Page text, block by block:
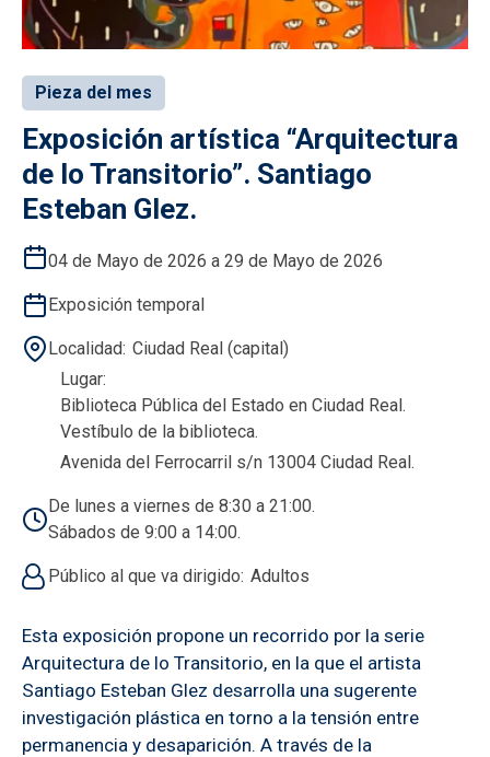
Pieza del mes
Exposición artística “Arquitectura
de lo Transitorio”. Santiago
Esteban Glez.
04 de Mayo de 2026 a 29 de Mayo de 2026
Exposición temporal
Localidad Ciudad Real (capital)
Lugar
Biblioteca Pública del Estado en Ciudad Real.
Vestíbulo de la biblioteca.
Avenida del Ferrocarril s/n 13004 Ciudad Real.
De lunes a viernes de 8:30 a 21:00.
Sábados de 9:00 a 14:00.
Público al que va dirigido Adultos
Esta exposición propone un recorrido por la serie
Arquitectura de lo Transitorio, en la que el artista
Santiago Esteban Glez desarrolla una sugerente
investigación plástica en torno a la tensión entre
permanencia y desaparición. A través de la